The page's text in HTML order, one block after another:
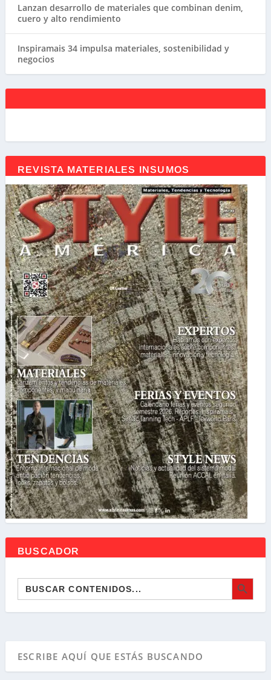
Lanzan desarrollo de materiales que combinan denim,
cuero y alto rendimiento
Inspiramais 34 impulsa materiales, sostenibilidad y
negocios
REVISTA MATERIALES INSUMOS
BUSCADOR
Buscar: BOTÓN DE